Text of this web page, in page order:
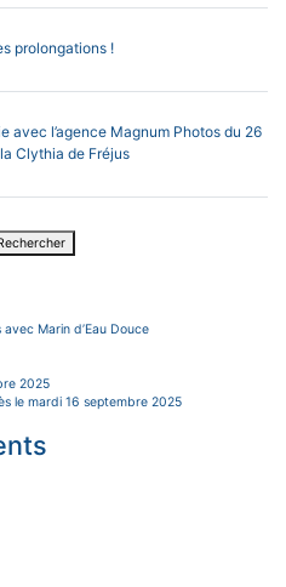
prolongations !
avec l’agence Magnum Photos du 26
Clythia de Fréjus
Marin d’Eau Douce
2025
le mardi 16 septembre 2025